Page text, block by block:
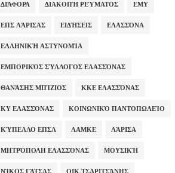
ΔΙΆΦΟΡΑ ΔΙΑΚΟΠΉ ΡΕΎΜΑΤΟΣ ΕΜΥ
ΕΠΣ ΛΆΡΙΣΑΣ ΕΙΔΉΣΕΙΣ ΕΛΑΣΣΌΝΑ
ΕΛΛΗΝΙΚΉ ΑΣΤΥΝΟΜΊΑ
ΕΜΠΟΡΙΚΌΣ ΣΎΛΛΟΓΟΣ ΕΛΑΣΣΌΝΑΣ
ΘΑΝΆΣΗΣ ΜΠΊΖΙΟΣ ΚΚΕ ΕΛΑΣΣΌΝΑΣ
ΚΥ ΕΛΑΣΣΌΝΑΣ ΚΟΙΝΩΝΙΚΌ ΠΑΝΤΟΠΩΛΕΊΟ
ΚΎΠΕΛΛΟ ΕΠΣΛ ΛΑΜΚΕ ΛΆΡΙΣΑ
ΜΗΤΡΌΠΟΛΗ ΕΛΑΣΣΌΝΑΣ ΜΟΥΣΙΚΉ